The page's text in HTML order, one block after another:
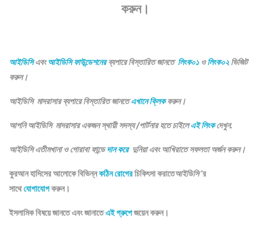
করুন।
আইডিসিএবংআইডিসি ফাউন্ডেশনেরব্যপারে বিস্তারিত জানতে লিংক০১ওলিংক০২ ভিজিট
করুন।
আইডিসি মাদরাসার ব্যপারে বিস্তারিত জানতেএখানে ক্লিককরুন।
আপনি আইডিসি মাদরাসার একজন স্থায়ী সদস্য /পার্টনার হতে চাইলেএই লিংকদেখুন.
আইডিসি এতীমখানা ও গোরাবা ফান্ডেদান করে দুনিয়া এবং আখিরাতে সফলতা অর্জন করুন।
কুরআন হাদিসের আলোকে বিভিন্নকঠিন রোগেরচিকিৎসা করাতেআইডিসি‘র
সাথেযোগাযোগকরুন।
ইসলামিক বিষয়ে জানতে এবং জানাতেএই গ্রুপেজয়েন করুন।